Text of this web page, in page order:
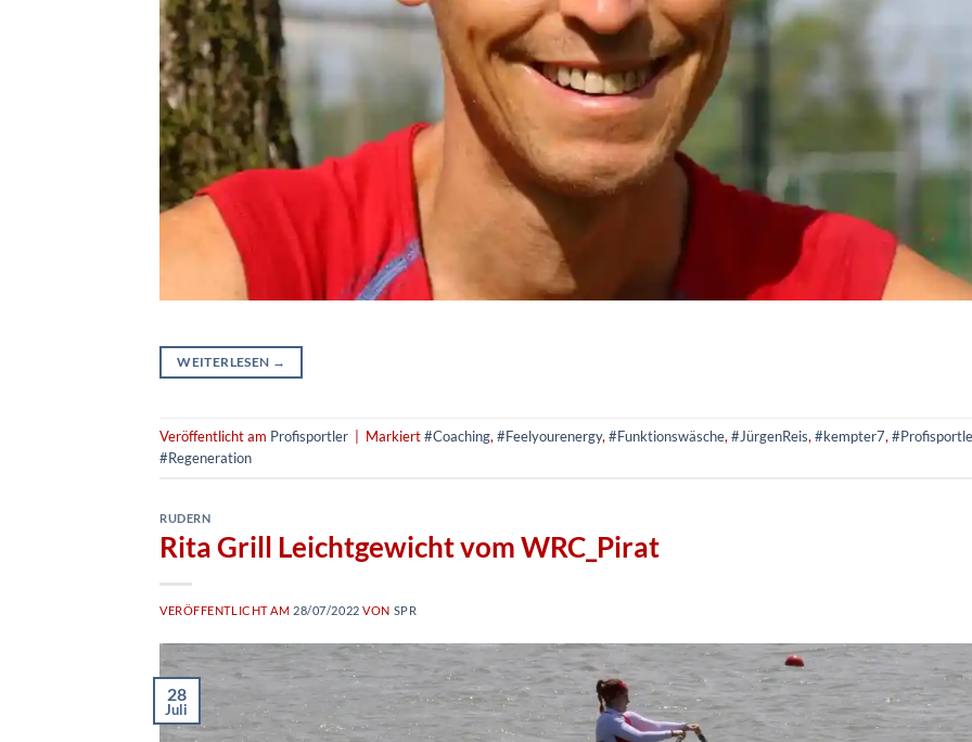
WEITERLESEN →
Veröffentlicht am Profisportler Markiert#Coaching, #Feelyourenergy, #Funktionswäsche, #JürgenReis, #kempter7,
#Regeneration
RUDERN
Rita Grill Leichtgewicht vom WRC_Pirat
VERÖFFENTLICHT AM 28/07/2022 VON SPR
28
Juli